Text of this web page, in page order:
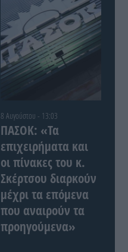
8 Αυγούστου - 13:03
ΠΑΣΟΚ: «Τα
επιχειρήματα και
οι πίνακες του κ.
Σκέρτσου διαρκούν
μέχρι τα επόμενα
που αναιρούν τα
προηγούμενα»